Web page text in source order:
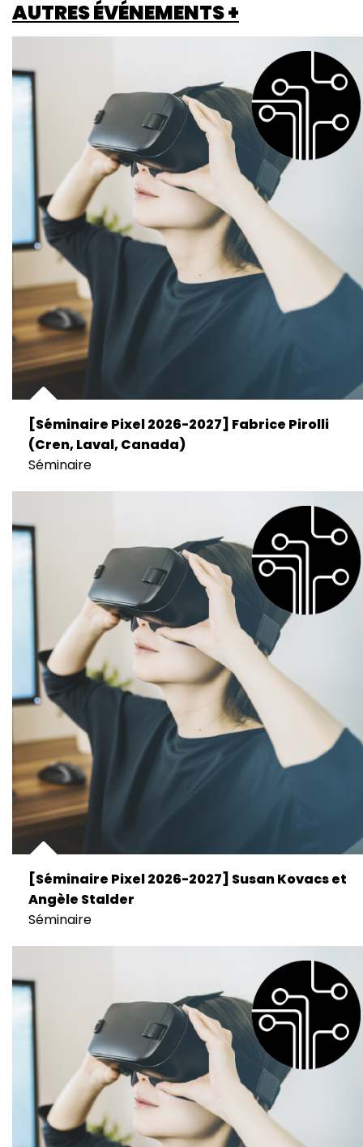
AUTRES ÉVÉNEMENTS +
[Séminaire Pixel 2026-2027] Fabrice Pirolli
(Cren, Laval, Canada)
Séminaire
[Séminaire Pixel 2026-2027] Susan Kovacs et
Angèle Stalder
Séminaire